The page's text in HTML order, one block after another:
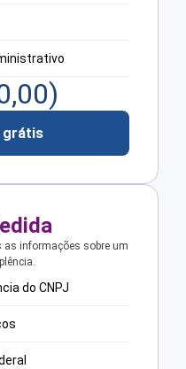
)
grátis
as informações sobre um
do CNPJ